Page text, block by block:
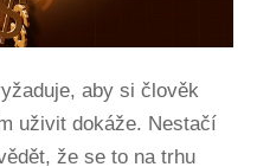
aby si člověk
uživit dokáže. Nestačí
že se to na trhu